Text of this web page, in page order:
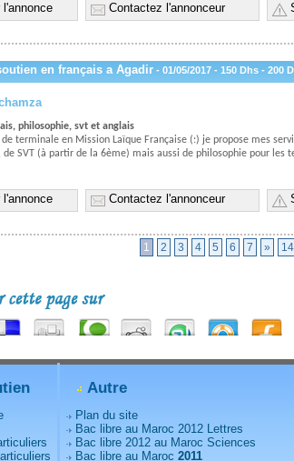
Contactez l'annonceur
en français a Agadir - 01/05/2017 - 150 Dhs - 200
philosophie, svt et anglais
de terminale en Mission Laïque Française (:) je propose mes
de SVT (à partir de la 6ème) mais aussi de philosophie pour les
Contactez l'annonceur
1 2 3 4 5 6 7 » 14
Autre
Plan du site
Bac libre au Maroc 2012 Lettres
Bac libre 2012 au Maroc Sciences
Bac libre au Maroc 2011